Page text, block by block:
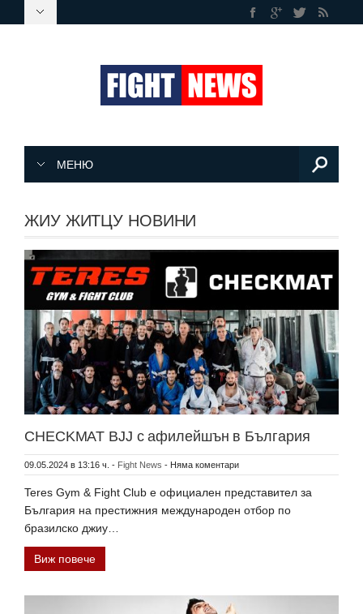
МЕНЮ
ЖИУ ЖИТЦУ НОВИНИ
CHECKMAT BJJ с афилейшън в България
09.05.2024 в 13:16 ч. - Fight News - Няма коментари
Teres Gym & Fight Club е официален представител за
България на престижния международен отбор по
бразилско джиу…
Виж повече